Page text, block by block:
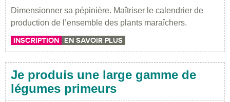
Dimensionner sa pépinière. Maîtriser le calendrier de
production de l’ensemble des plants maraîchers.
INSCRIPTION EN SAVOIR PLUS
Je produis une large gamme de
légumes primeurs